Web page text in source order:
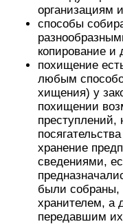
организациям
способы
копирование и
похищение
любым
хищения) у
похищении
хранение
сведениями,
были
хранителем, а
передавшим